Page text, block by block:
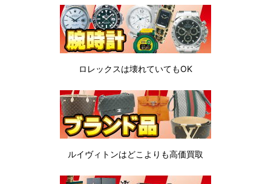
ロレックスは壊れていてもOK
ルイヴィトンはどこよりも高価買取